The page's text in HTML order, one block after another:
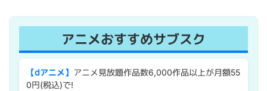
アニメおすすめサブスク
【dアニメ】 アニメ見放題作品数6,000作品以上が月額55
0円(税込)で!